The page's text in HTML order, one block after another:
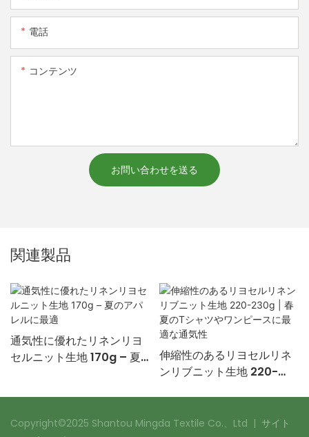
電話
コンテンツ
お問い合わせを送る
関連製品
通気性に優れたリネンリヨ
セルニット生地 170g – 夏
伸縮性のあるリヨセルリネ
ンリブニット生地 220-
Copyright©2025 Shantou Mingda Textile Co.、Ltd | サイト